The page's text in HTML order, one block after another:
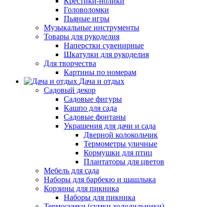
Головоломки
Пьяные игры
Музыкальные инструменты
Товары для рукоделия
Наперстки сувенирные
Шкатулки для рукоделия
Для творчества
Картины по номерам
Дача и отдых
Садовый декор
Садовые фигуры
Кашпо для сада
Садовые фонтаны
Украшения для дачи и сада
Дверной колокольчик
Термометры уличные
Кормушки для птиц
Плантаторы для цветов
Мебель для сада
Наборы для барбекю и шашлыка
Корзины для пикника
Наборы для пикника